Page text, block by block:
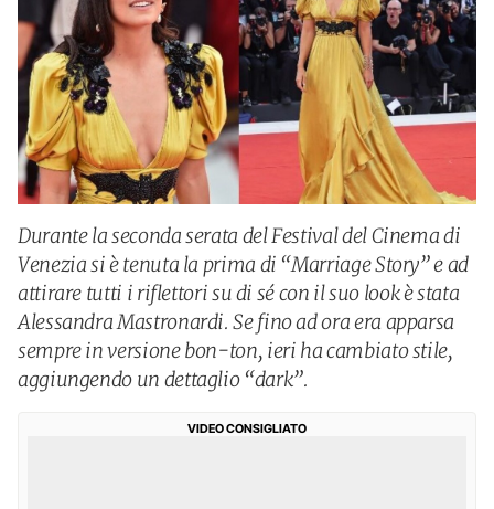
Durante la seconda serata del Festival del Cinema di
Venezia si è tenuta la prima di “Marriage Story” e ad
attirare tutti i riflettori su di sé con il suo look è stata
Alessandra Mastronardi. Se fino ad ora era apparsa
sempre in versione bon-ton, ieri ha cambiato stile,
aggiungendo un dettaglio “dark”.
VIDEO CONSIGLIATO